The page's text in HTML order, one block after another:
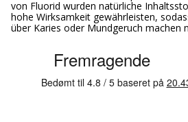
von Fluorid wurden natürliche
hohe Wirksamkeit gewährleisten,
über Karies oder Mundgeruch machen